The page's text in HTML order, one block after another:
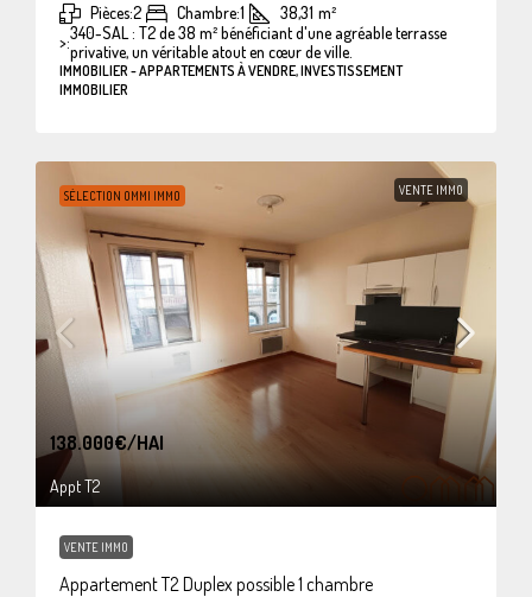
Pièces:2 Chambre:1 38,31 m²
>:340-SAL : T2 de 38 m² bénéficiant d'une agréable terrasse
privative, un véritable atout en cœur de ville.
IMMOBILIER - APPARTEMENTS À VENDRE, INVESTISSEMENT
IMMOBILIER
SÉLECTION OMMI IMMO VENTE IMMO
138.000€/HAI
Appt T2
VENTE IMMO
Appartement T2 Duplex possible 1 chambre